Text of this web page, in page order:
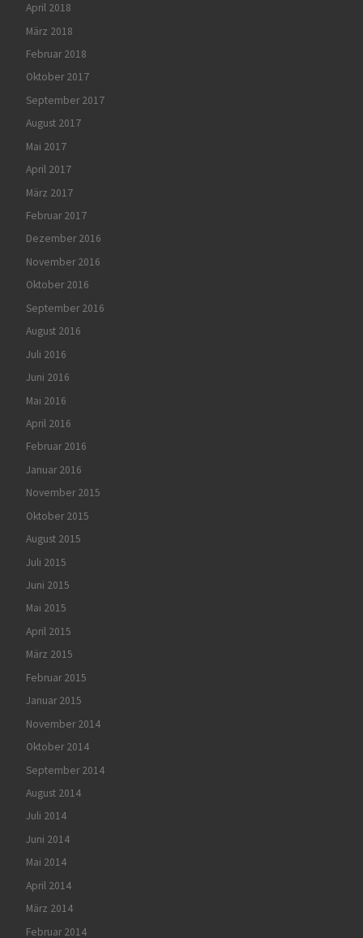
April 2018
März 2018
Februar 2018
Oktober 2017
September 2017
August 2017
Mai 2017
April 2017
März 2017
Februar 2017
Dezember 2016
November 2016
Oktober 2016
September 2016
August 2016
Juli 2016
Juni 2016
Mai 2016
April 2016
Februar 2016
Januar 2016
November 2015
Oktober 2015
August 2015
Juli 2015
Juni 2015
Mai 2015
April 2015
März 2015
Februar 2015
Januar 2015
November 2014
Oktober 2014
September 2014
August 2014
Juli 2014
Juni 2014
Mai 2014
April 2014
März 2014
Februar 2014